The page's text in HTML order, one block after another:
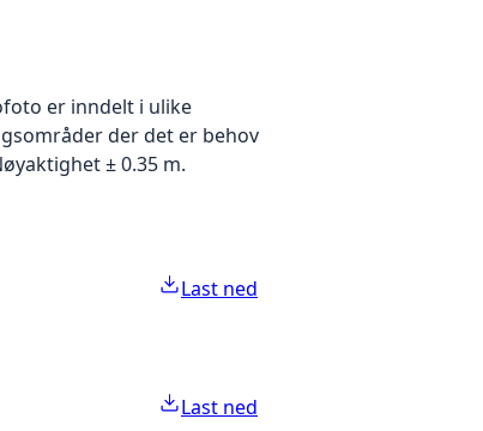
er inndelt i ulike
der det er behov
± 0.35 m.
Last ned
Last ned